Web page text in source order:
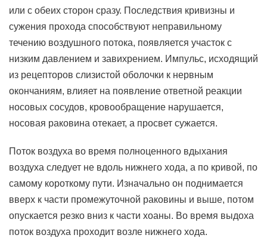
или с обеих сторон сразу. Последствия кривизны и
сужения прохода способствуют неправильному
течению воздушного потока, появляется участок с
низким давлением и завихрением. Импульс, исходящий
из рецепторов слизистой оболочки к нервным
окончаниям, влияет на появление ответной реакции
носовых сосудов, кровообращение нарушается,
носовая раковина отекает, а просвет сужается.
Поток воздуха во время полноценного вдыхания
воздуха следует не вдоль нижнего хода, а по кривой, по
самому короткому пути. Изначально он поднимается
вверх к части промежуточной раковины и выше, потом
опускается резко вниз к части хоаны. Во время выдоха
поток воздуха проходит возле нижнего хода.